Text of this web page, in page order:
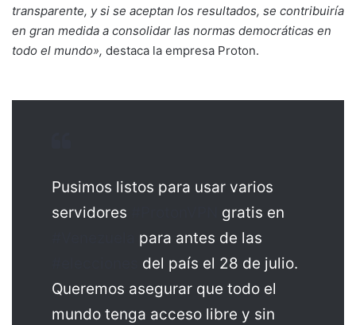
transparente, y si se aceptan los resultados, se contribuiría
en gran medida a consolidar las normas democráticas en
todo el mundo», destaca la empresa Proton.
Pusimos listos para usar varios
servidores
gratis en
para antes de las
del país el 28 de julio.
Queremos asegurar que todo el
mundo tenga acceso libre y sin